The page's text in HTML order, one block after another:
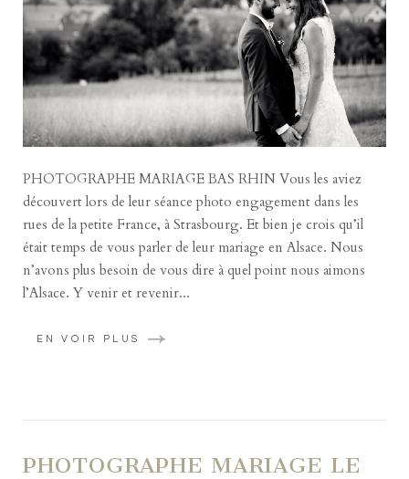
PHOTOGRAPHE MARIAGE BAS RHIN Vous les aviez
découvert lors de leur séance photo engagement dans les
rues de la petite France, à Strasbourg. Et bien je crois qu’il
était temps de vous parler de leur mariage en Alsace. Nous
n’avons plus besoin de vous dire à quel point nous aimons
l’Alsace. Y venir et revenir...
EN VOIR PLUS
PHOTOGRAPHE MARIAGE LE